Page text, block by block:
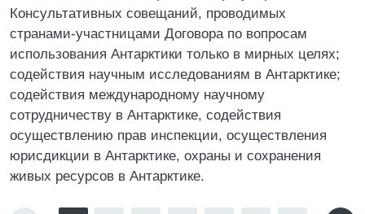
Консультативных совещаний, проводимых
странами-участницами Договора по вопросам
использования Антарктики только в мирных целях;
содействия научным исследованиям в Антарктике;
содействия международному научному
сотрудничеству в Антарктике, содействия
осуществлению прав инспекции, осуществления
юрисдикции в Антарктике, охраны и сохранения
живых ресурсов в Антарктике.